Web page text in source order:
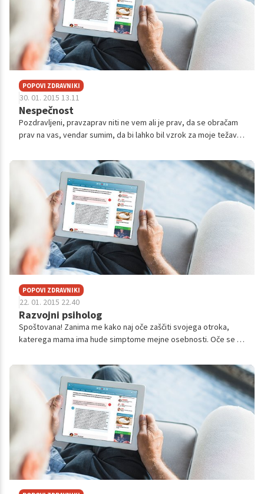
POPOVI ZDRAVNIKI
30. 01. 2015 13.11
Nespečnost
Pozdravljeni, pravzaprav niti ne vem ali je prav, da se obračam
prav na vas, vendar sumim, da bi lahko bil vzrok za moje težave
Po 3-4 d...
POPOVI ZDRAVNIKI
22. 01. 2015 22.40
Razvojni psiholog
Spoštovana! Zanima me kako naj oče zaščiti svojega otroka,
katerega mama ima hude simptome mejne osebnosti. Oče se je
partnerke že odselil. Otrok p...